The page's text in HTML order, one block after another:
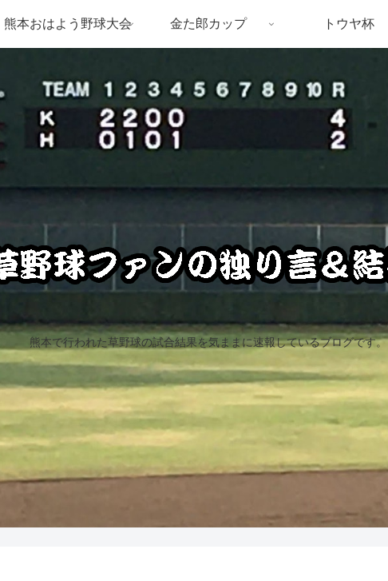
熊本で行われた草野球の試合結果を気ままに速報しているブログです。
熊本おはよう野球大会 金た郎カップ トウヤ杯